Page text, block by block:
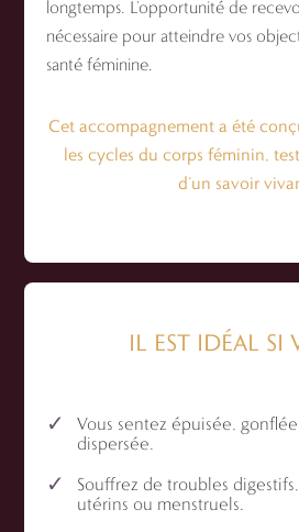
longtemps. L’opportunité de
nécessaire pour atteindre vos
santé féminine.
Cet accompagnement a été
les cycles du corps féminin,
d’un savoir
IL EST IDÉAL SI
Vous sentez épuisée,
dispersée.
Souffrez de troubles
utérins ou menstruels.